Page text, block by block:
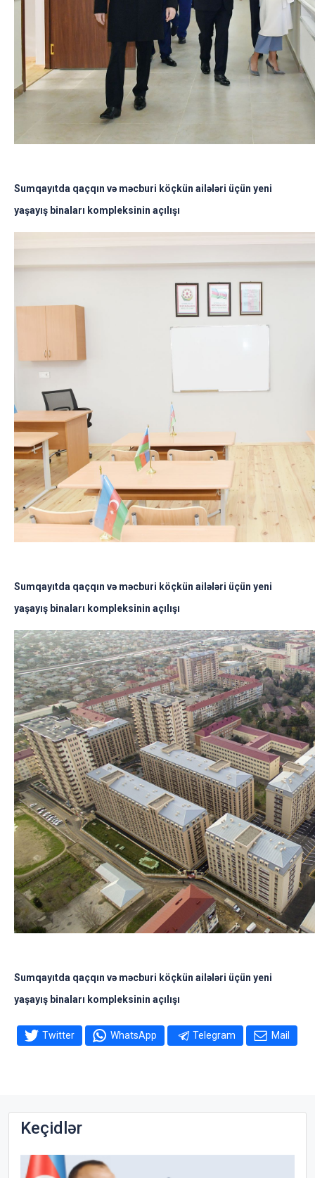
Sumqayıtda qaçqın və məcburi köçkün ailələri üçün yeni
yaşayış binaları kompleksinin açılışı
Sumqayıtda qaçqın və məcburi köçkün ailələri üçün yeni
yaşayış binaları kompleksinin açılışı
Sumqayıtda qaçqın və məcburi köçkün ailələri üçün yeni
yaşayış binaları kompleksinin açılışı
Twitter WhatsApp Telegram Mail
Keçidlər